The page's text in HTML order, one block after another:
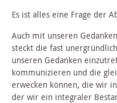
Es ist alles eine Frage der
Auch mit unseren
steckt die fast
unseren Gedanken
kommunizieren und die
erwecken können, die wir
der wir ein integraler